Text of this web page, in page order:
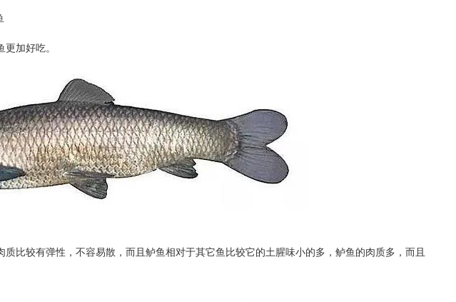
加好吃。
比较有弹性，不容易散，而且鲈鱼相对于其它鱼比较它的土腥味小的多，鲈鱼的肉质多，而且